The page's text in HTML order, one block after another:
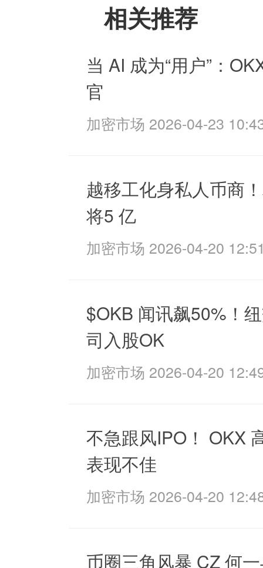
相关推荐
当 AI 成为“用户”：
官
加密市场 2026-04-23
越移工化身私人币商
将5 亿
加密市场 2026-04-20
$OKB 闻讯飙50%！
司入股OK
加密市场 2026-04-20
不急跟风IPO！ OKX
表现不佳
加密市场 2026-04-20
币圈三角风暴 CZ 何